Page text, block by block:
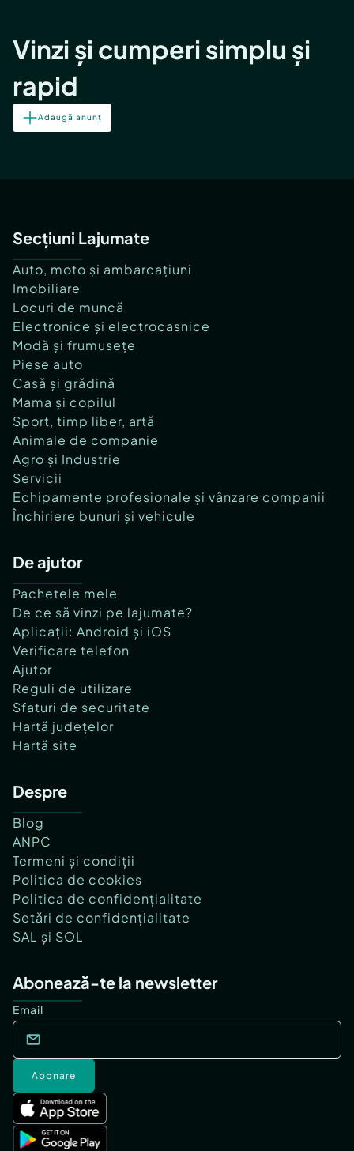
Vinzi și cumperi simplu și
rapid
Adaugă anunț
Secțiuni Lajumate
Auto, moto și ambarcațiuni
Imobiliare
Locuri de muncă
Electronice și electrocasnice
Modă și frumusețe
Piese auto
Casă și grădină
Mama și copilul
Sport, timp liber, artă
Animale de companie
Agro și Industrie
Servicii
Echipamente profesionale și vânzare companii
Închiriere bunuri și vehicule
De ajutor
Pachetele mele
De ce să vinzi pe lajumate?
Aplicații: Android și iOS
Verificare telefon
Ajutor
Reguli de utilizare
Sfaturi de securitate
Hartă județelor
Hartă site
Despre
Blog
ANPC
Termeni și condiții
Politica de cookies
Politica de confidențialitate
Setări de confidențialitate
SAL și SOL
Abonează-te la newsletter
Email
Abonare